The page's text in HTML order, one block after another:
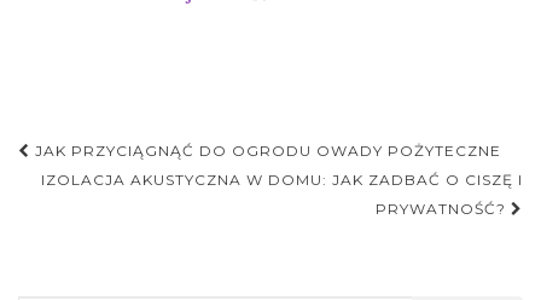
Nawigacja
postu
JAK PRZYCIĄGNĄĆ DO OGRODU OWADY POŻYTECZNE
IZOLACJA AKUSTYCZNA W DOMU: JAK ZADBAĆ O CISZĘ I
PRYWATNOŚĆ?